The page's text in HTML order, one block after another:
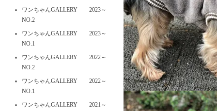
ワンちゃんGALLERY 2023～
NO.2
ワンちゃんGALLERY 2023～
NO.1
ワンちゃんGALLERY 2022～
NO.2
ワンちゃんGALLERY 2022～
NO.1
ワンちゃんGALLERY 2021～